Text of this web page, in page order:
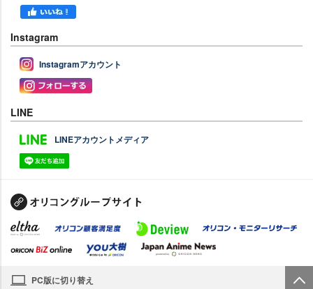
Instagram
Instagramアカウント
LINE
LINEアカウントメディア
PC版に切り替え